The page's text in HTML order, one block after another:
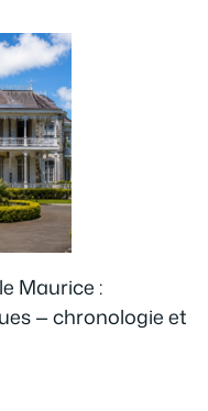
Maurice :
— chronologie et